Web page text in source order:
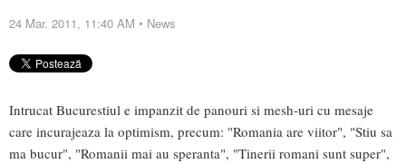
24 Mar. 2011, 11:40 AM • News
Intrucat Bucurestiul e impanzit de panouri si mesh-uri cu mesaje
care incurajeaza la optimism, precum: "Romania are viitor", "Stiu sa
ma bucur", "Romanii mai au speranta", "Tinerii romani sunt super",